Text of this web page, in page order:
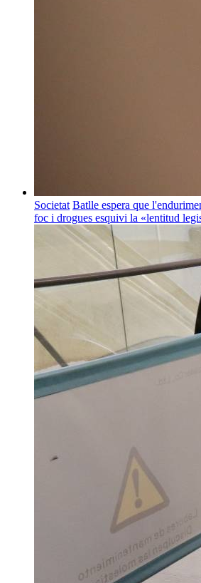
Societat Batlle espera que
foc i drogues esquivi la «lentitud